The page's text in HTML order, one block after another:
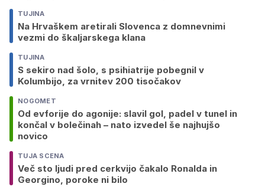
TUJINA
Na Hrvaškem aretirali Slovenca z domnevnimi
vezmi do škaljarskega klana
TUJINA
S sekiro nad šolo, s psihiatrije pobegnil v
Kolumbijo, za vrnitev 200 tisočakov
NOGOMET
Od evforije do agonije: slavil gol, padel v tunel in
končal v bolečinah – nato izvedel še najhujšo
novico
TUJA SCENA
Več sto ljudi pred cerkvijo čakalo Ronalda in
Georgino, poroke ni bilo